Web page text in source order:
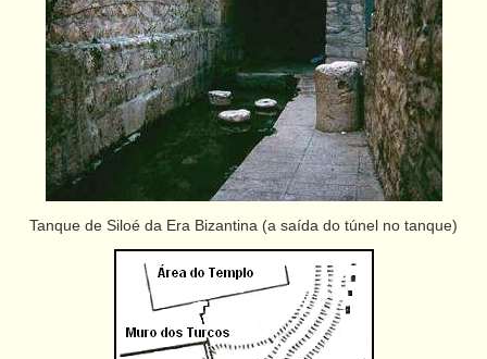
Tanque de Siloé da Era Bizantina (a saída do túnel no tanque)